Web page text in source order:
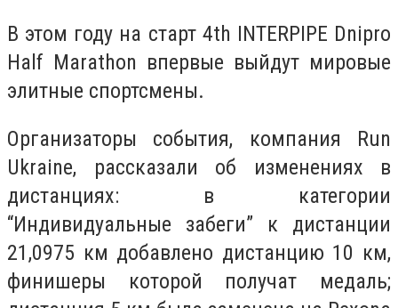
В этом году на старт 4th INTERPIPE Dnipro
Half Marathon впервые выйдут мировые
элитные спортсмены.
Организаторы события, компания Run
Ukraine, рассказали об изменениях в
дистанциях: в категории
“Индивидуальные забеги” к дистанции
21,0975 км добавлено дистанцию 10 км,
финишеры которой получат медаль;